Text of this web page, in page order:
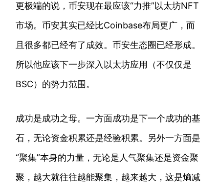
更极端的说，币安现在最应该“力推”以太坊NFT
市场。币安其实已经比Coinbase布局更广，而
且很多都已经有了成效。币安生态圈已经形成。
所以他应该下一步深入以太坊应用（不仅仅是
BSC）的势力范围。
成功是成功之母。一方面成功是下一个成功的基
石，无论资金积累还是经验积累。另外一方面是
“聚集”本身的力量，无论是人气聚集还是资金聚
聚，越大就往往越能聚集，越来越大，这是熵减